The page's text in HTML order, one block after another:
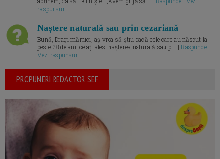
raspunsuri
Naștere naturală sau prin cezariană
Bună, Dragi mămici, aș vrea să știu dacă cele care au născut la
peste 38 de ani, ce ați ales: nașterea naturală sau p... |Raspunde |
Vezi raspunsuri
PROPUNERI REDACTOR SEF